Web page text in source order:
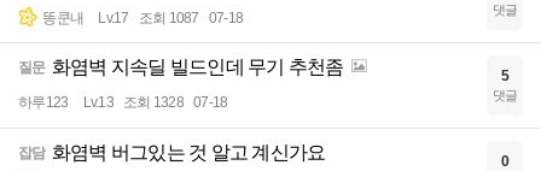
똥쿤내 Lv.17 조회 1087 07-18 댓글
질문 화염벽 지속딜 빌드인데 무기 추천좀
하루123 Lv.13 조회 1328 07-18
5
댓글
잡담 화염벽 버그있는 것 알고 계신가요 0